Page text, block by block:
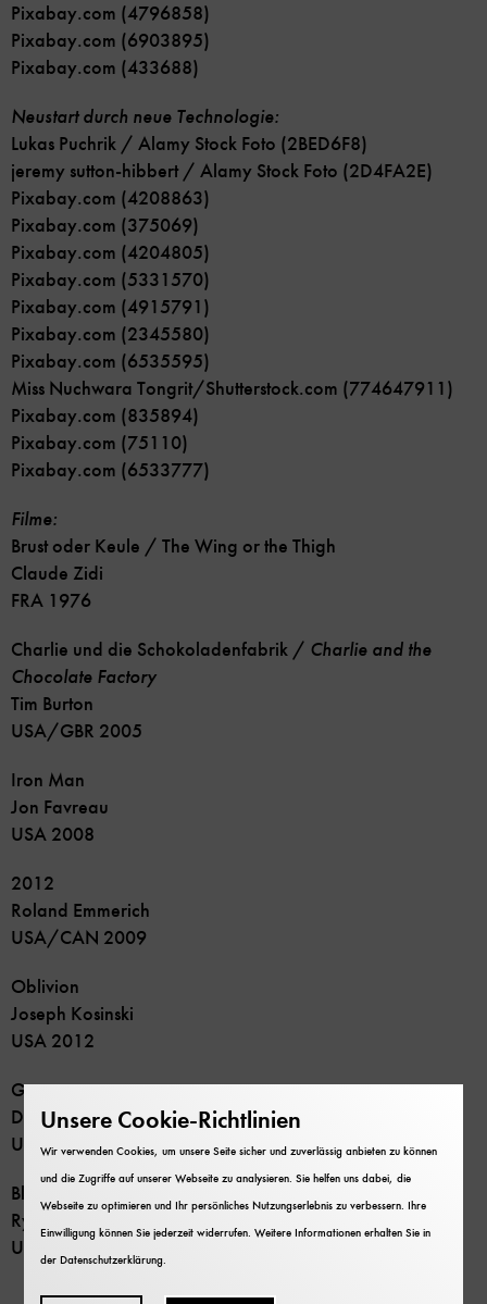
Pixabay.com (4796858)
Pixabay.com (6903895)
Pixabay.com (433688)
Neustart durch neue Technologie:
Lukas Puchrik / Alamy Stock Foto (2BED6F8)
jeremy sutton-hibbert / Alamy Stock Foto (2D4FA2E)
Pixabay.com (4208863)
Pixabay.com (375069)
Pixabay.com (4204805)
Pixabay.com (5331570)
Pixabay.com (4915791)
Pixabay.com (2345580)
Pixabay.com (6535595)
Miss Nuchwara Tongrit/Shutterstock.com (774647911)
Pixabay.com (835894)
Pixabay.com (75110)
Pixabay.com (6533777)
Filme:
Brust oder Keule / The Wing or the Thigh
Claude Zidi
FRA 1976
Charlie und die Schokoladenfabrik / Charlie and the
Chocolate Factory
Tim Burton
USA/GBR 2005
Iron Man
Jon Favreau
USA 2008
2012
Roland Emmerich
USA/CAN 2009
Oblivion
Joseph Kosinski
USA 2012
Geostorm
Dean Devlin
USA 2017
Black Panther
Ryan Coogler
USA 2018
Unsere Cookie-Richtlinien
Wir verwenden Cookies, um unsere Seite sicher und zuverlässig anbieten zu können
und die Zugriffe auf unserer Webseite zu analysieren. Sie helfen uns dabei, die
Webseite zu optimieren und Ihr persönliches Nutzungserlebnis zu verbessern. Ihre
Einwilligung können Sie jederzeit widerrufen. Weitere Informationen erhalten Sie in
derDatenschutzerklärung